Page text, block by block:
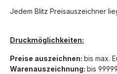
Jedem Blitz Preisauszeichner
Druckmöglichkeiten:
Preise auszeichnen: bis max.
Warenauszeichnung: bis